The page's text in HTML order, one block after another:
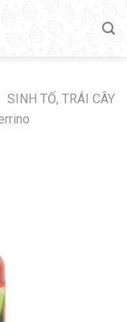
SINH TỐ, TRÁI CÂY